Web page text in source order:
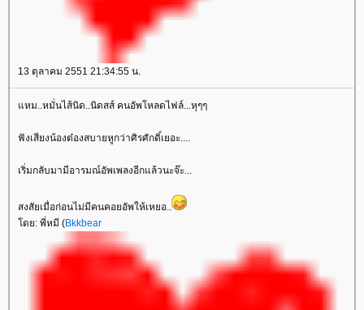
13 ตุลาคม 2551 21:34:55 น.
หม..หมั่นไส้นิด..นิดสส์ คนอัพโหลดไฟล์...หุๆๆ
ฟังเสียงน้องต๋องสบายหูกว่าศิรศักดิ์เยอะ....
เริ่มกลับมามีอารมณ์อัพเพลงอีกแล้วนะจ๊ะ...
สงสัยเมื่อก่อนไม่มีคนคอยอัพให้เหยอ..
ดย: พี่หมี (Bkkbear